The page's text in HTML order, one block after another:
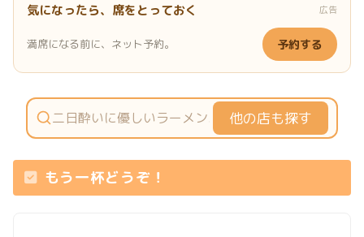
気になったら、席をとっておく 広告
満席になる前に、ネット予約。 予約する
他の店も探す
もう一杯どうぞ！